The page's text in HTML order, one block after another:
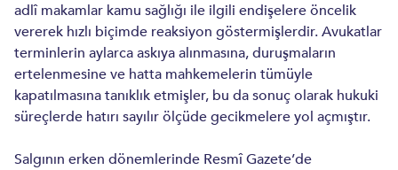
adlî makamlar kamu sağlığı ile ilgili endişelere öncelik
vererek hızlı biçimde reaksiyon göstermişlerdir. Avukatlar
terminlerin aylarca askıya alınmasına, duruşmaların
ertelenmesine ve hatta mahkemelerin tümüyle
kapatılmasına tanıklık etmişler, bu da sonuç olarak hukuki
süreçlerde hatırı sayılır ölçüde gecikmelere yol açmıştır.
Salgının erken dönemlerinde Resmî Gazete’de